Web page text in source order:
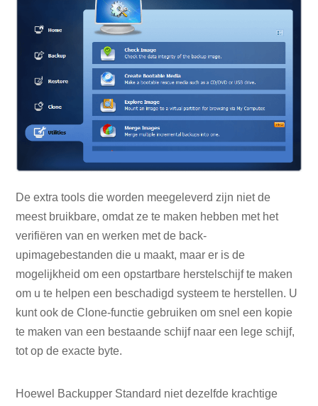
De extra tools die worden meegeleverd zijn niet de
meest bruikbare, omdat ze te maken hebben met het
verifiëren van en werken met de back-
upimagebestanden die u maakt, maar er is de
mogelijkheid om een ​​opstartbare herstelschijf te maken
om u te helpen een beschadigd systeem te herstellen. U
kunt ook de Clone-functie gebruiken om snel een kopie
te maken van een bestaande schijf naar een lege schijf,
tot op de exacte byte.
Hoewel Backupper Standard niet dezelfde krachtige